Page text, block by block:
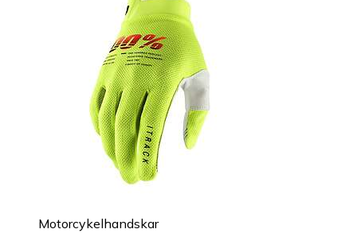
Motorcykelhandskar